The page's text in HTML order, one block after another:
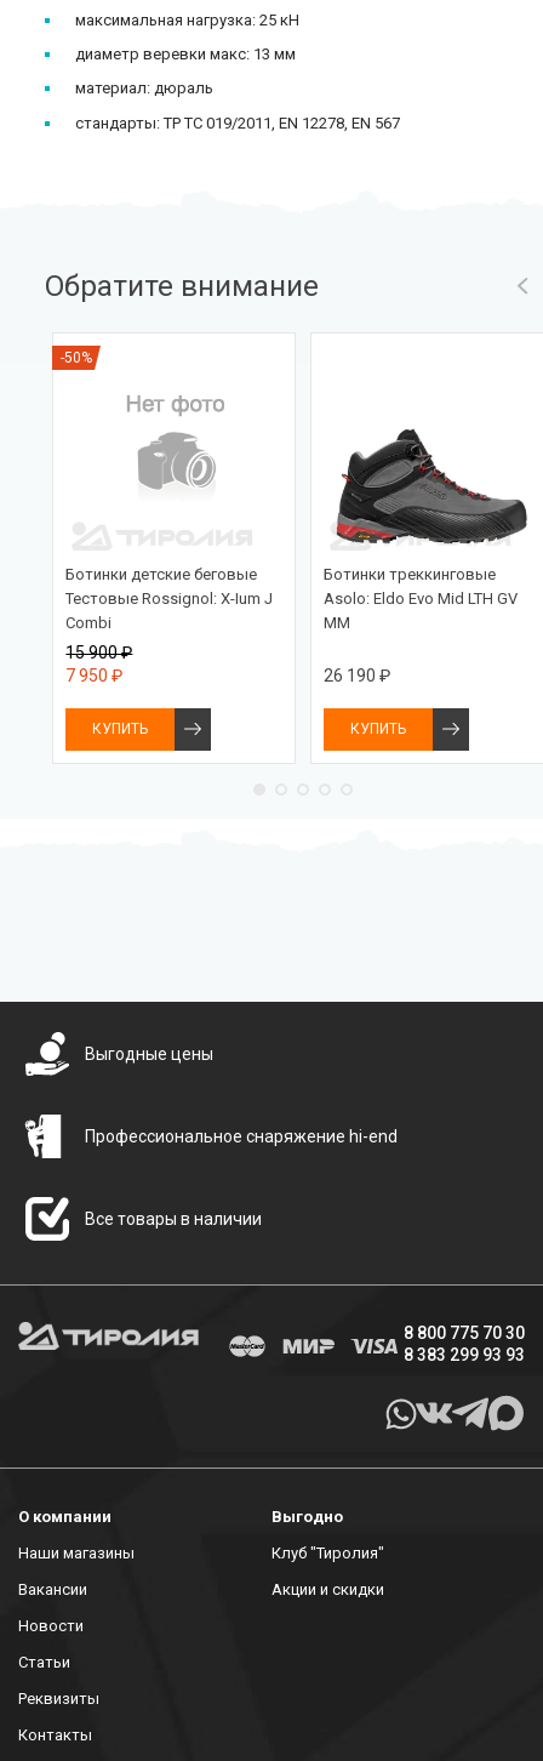
максимальная нагрузка: 25 кН
диаметр веревки макс: 13 мм
материал: дюраль
стандарты: ТР ТС 019/2011, EN 12278, EN 567
Обратите внимание
-50%
Ботинки детские беговые
Тестовые Rossignol: X-Ium J
Combi
15 900 ₽
7 950 ₽
КУПИТЬ
Ботинки треккинговые
Asolo: Eldo Evo Mid LTH GV
MM
26 190 ₽
КУПИТЬ
Выгодные цены
Профессиональное снаряжение hi-end
Все товары в наличии
8 800 775 70 30
8 383 299 93 93
О компании
Наши магазины
Вакансии
Новости
Статьи
Реквизиты
Контакты
Выгодно
Клуб "Тиролия"
Акции и скидки